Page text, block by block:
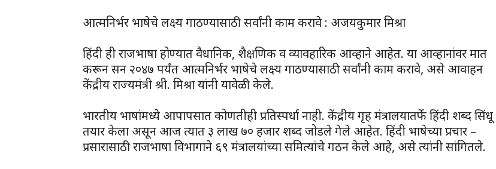
आत्मनिर्भर भाषेचे लक्ष्य गाठण्यासाठी सर्वांनी काम करावे : अजयकुमार मिश्रा
हिंदी ही राजभाषा होण्यात वैधानिक, शैक्षणिक व व्यावहारिक आव्हाने आहेत. या आव्हानांवर मात
करून सन २०४७ पर्यंत आत्मनिर्भर भाषेचे लक्ष्य गाठण्यासाठी सर्वांनी काम करावे, असे आवाहन
केंद्रीय राज्यमंत्री श्री. मिश्रा यांनी यावेळी केले.
भारतीय भाषांमध्ये आपापसात कोणतीही प्रतिस्पर्धा नाही. केंद्रीय गृह मंत्रालयातर्फे हिंदी शब्द सिंधू
तयार केला असून आज त्यात ३ लाख ७० हजार शब्द जोडले गेले आहेत. हिंदी भाषेच्या प्रचार –
प्रसारासाठी राजभाषा विभागाने ६९ मंत्रालयांच्या समित्यांचे गठन केले आहे, असे त्यांनी सांगितले.